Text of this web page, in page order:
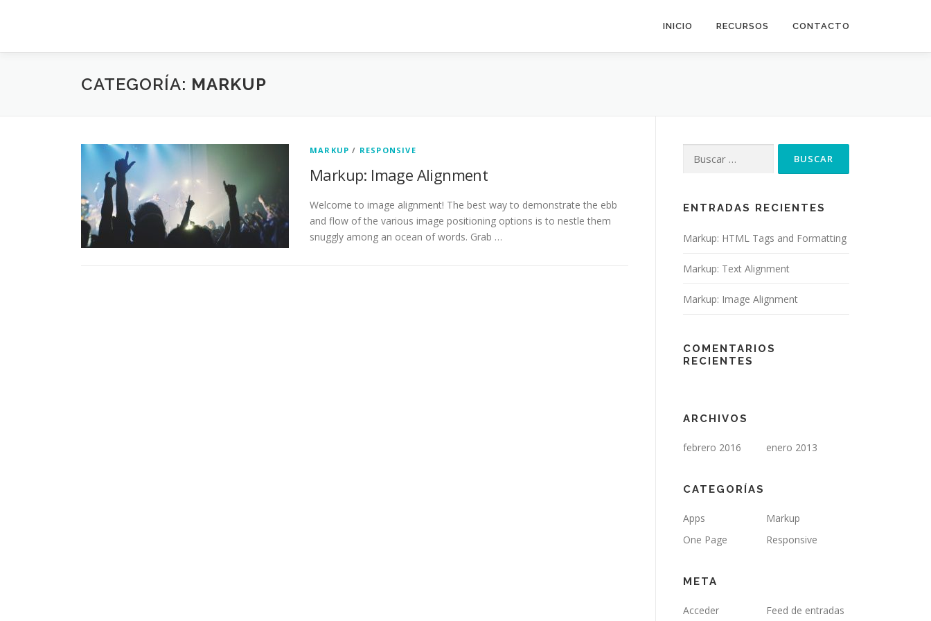
INICIO RECURSOS CONTACTO
CATEGORÍA: MARKUP
MARKUP / RESPONSIVE
Markup: Image Alignment
Welcome to image alignment! The best way to demonstrate the ebb
and flow of the various image positioning options is to nestle them
snuggly among an ocean of words. Grab …
ENTRADAS RECIENTES
Markup: HTML Tags and Formatting
Markup: Text Alignment
Markup: Image Alignment
COMENTARIOS
RECIENTES
ARCHIVOS
febrero 2016 enero 2013
CATEGORÍAS
Apps
Markup
One Page
Responsive
META
Acceder
Feed de entradas